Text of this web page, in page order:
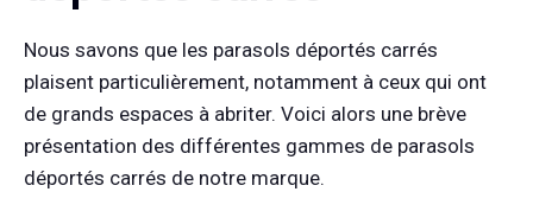
Nous savons que les parasols déportés carrés
plaisent particulièrement, notamment à ceux qui ont
de grands espaces à abriter. Voici alors une brève
présentation des différentes gammes de parasols
déportés carrés de notre marque.